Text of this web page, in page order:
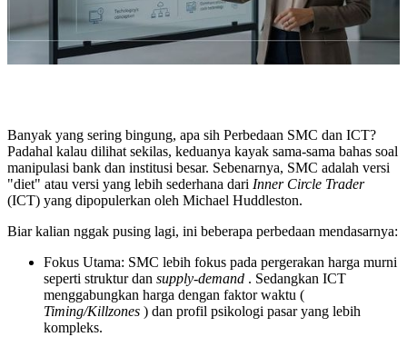
Banyak yang sering bingung, apa sih Perbedaan SMC dan ICT?
Padahal kalau dilihat sekilas, keduanya kayak sama-sama bahas soal
manipulasi bank dan institusi besar. Sebenarnya, SMC adalah versi
"diet" atau versi yang lebih sederhana dari Inner Circle Trader
(ICT) yang dipopulerkan oleh Michael Huddleston.
Biar kalian nggak pusing lagi, ini beberapa perbedaan mendasarnya:
Fokus Utama: SMC lebih fokus pada pergerakan harga murni
seperti struktur dan supply-demand . Sedangkan ICT
menggabungkan harga dengan faktor waktu (
Timing/Killzones ) dan profil psikologi pasar yang lebih
kompleks.